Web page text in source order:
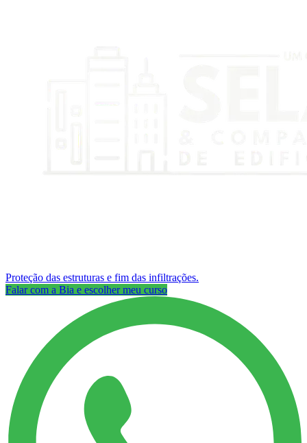
Proteção das estruturas e fim das infiltrações.
Falar com a Bia e escolher meu curso